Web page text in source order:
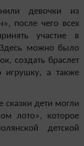
девочки из
после чего всех
участие в
Здесь можно было
создать браслет
игрушку, а также
дети могли
лото», которое
детской